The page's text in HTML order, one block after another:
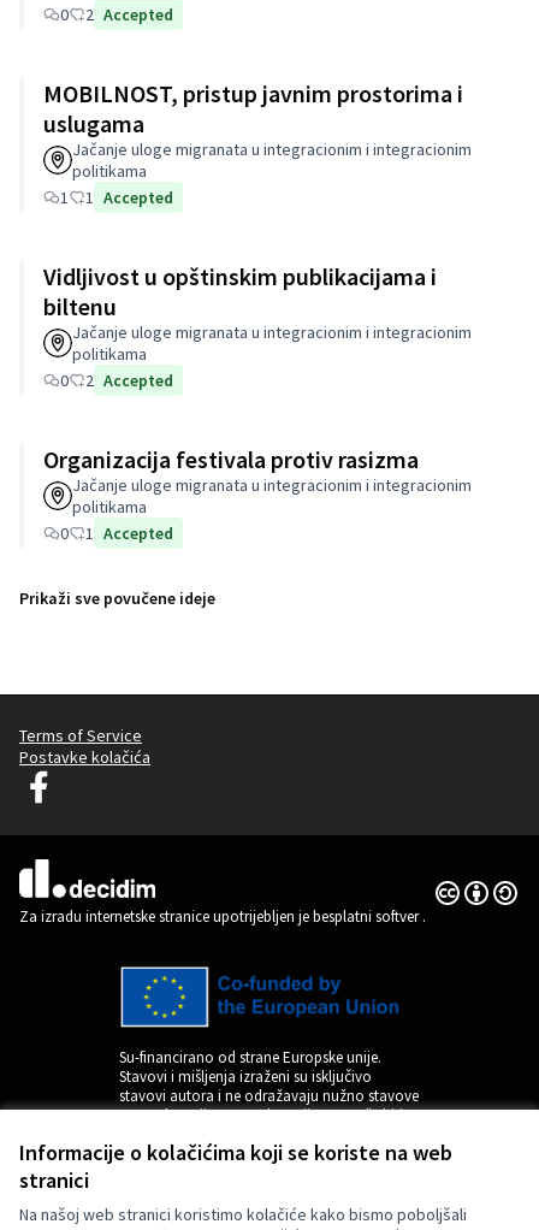
Informacije o kolačićima koji se koriste na web
stranici
Na našoj web stranici koristimo kolačiće kako bismo poboljšali
0
2 Accepted
MOBILNOST, pristup javnim prostorima i
uslugama
Jačanje uloge migranata u integracionim i integracionim
politikama
1
1 Accepted
Vidljivost u opštinskim publikacijama i
biltenu
Jačanje uloge migranata u integracionim i integracionim
politikama
0
2 Accepted
Organizacija festivala protiv rasizma
Jačanje uloge migranata u integracionim i integracionim
politikama
0
1 Accepted
Prikaži sve povučene ideje
Terms of Service
Postavke kolačića
Decidim Ljubljana na Facebooku
(Vanjska poveznica)
Za izradu internetske stranice upotrijebljen je besplatni softver.
Licencija
(Vanjska
Su-financirano od strane Europske unije.
Stavovi i mišljenja izraženi su isključivo
stavovi autora i ne odražavaju nužno stavove
Europske unije. Europska unija ne može biti